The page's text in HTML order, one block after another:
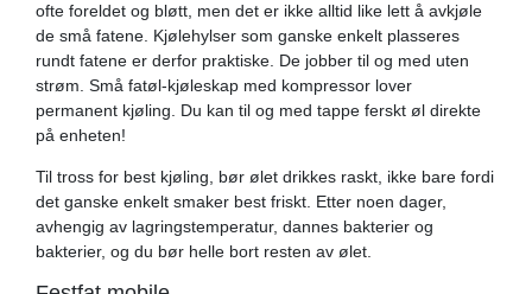
ofte foreldet og bløtt, men det er ikke alltid like lett å avkjøle
de små fatene. Kjølehylser som ganske enkelt plasseres
rundt fatene er derfor praktiske. De jobber til og med uten
strøm. Små fatøl-kjøleskap med kompressor lover
permanent kjøling. Du kan til og med tappe ferskt øl direkte
på enheten!
Til tross for best kjøling, bør ølet drikkes raskt, ikke bare fordi
det ganske enkelt smaker best friskt. Etter noen dager,
avhengig av lagringstemperatur, dannes bakterier og
bakterier, og du bør helle bort resten av ølet.